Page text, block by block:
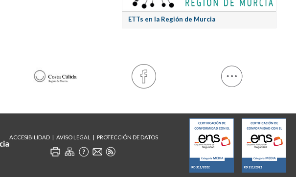
ETTs en la Región de Murcia
ACCESIBILIDAD AVISO LEGAL PROTECCIÓN DE DATOS